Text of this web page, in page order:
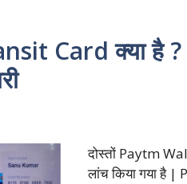
Card क्या है
दोस्तों Paytm
लांच किया गया है